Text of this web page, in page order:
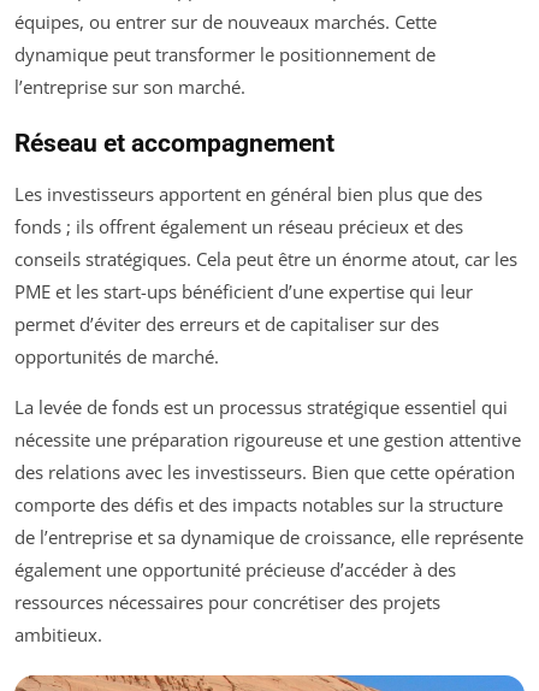
équipes, ou entrer sur de nouveaux marchés. Cette
dynamique peut transformer le positionnement de
l’entreprise sur son marché.
Réseau et accompagnement
Les investisseurs apportent en général bien plus que des
fonds ; ils offrent également un réseau précieux et des
conseils stratégiques. Cela peut être un énorme atout, car les
PME et les start-ups bénéficient d’une expertise qui leur
permet d’éviter des erreurs et de capitaliser sur des
opportunités de marché.
La levée de fonds est un processus stratégique essentiel qui
nécessite une préparation rigoureuse et une gestion attentive
des relations avec les investisseurs. Bien que cette opération
comporte des défis et des impacts notables sur la structure
de l’entreprise et sa dynamique de croissance, elle représente
également une opportunité précieuse d’accéder à des
ressources nécessaires pour concrétiser des projets
ambitieux.